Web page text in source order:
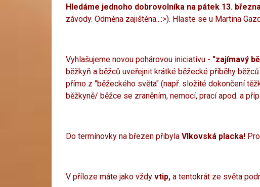
Hledáme jednoho dobrovolníka na pátek 13.
závody. Odměna zajištěna...:>). Hlaste se u Martina
Vyhlašujeme novou pohárovou iniciativu - "zajímavý
běžkyň a běžců uveřejnit krátké běžecké příběhy
přímo z "běžeckého světa" (např. složité dokončení
běžkyně/ běžce se zraněním, nemocí, prací apod. a
Do termínovky na březen přibyla Vlkovská placka!
V příloze máte jako vždy vtip, a tentokrát ze světa